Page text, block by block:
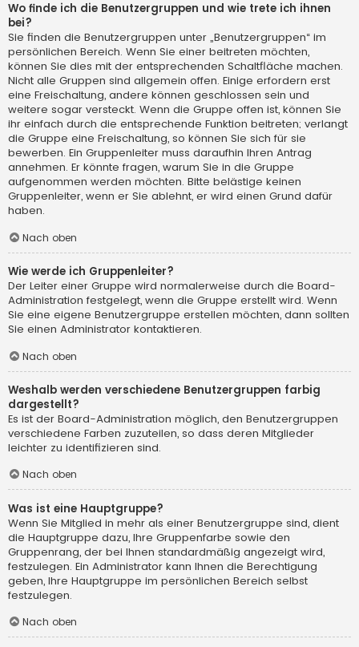
Wo finde ich die Benutzergruppen und wie trete ich ihnen
bei?
Sie finden die Benutzergruppen unter „Benutzergruppen“ im
persönlichen Bereich. Wenn Sie einer beitreten möchten,
können Sie dies mit der entsprechenden Schaltfläche machen.
Nicht alle Gruppen sind allgemein offen. Einige erfordern erst
eine Freischaltung, andere können geschlossen sein und
weitere sogar versteckt. Wenn die Gruppe offen ist, können Sie
ihr einfach durch die entsprechende Funktion beitreten; verlangt
die Gruppe eine Freischaltung, so können Sie sich für sie
bewerben. Ein Gruppenleiter muss daraufhin Ihren Antrag
annehmen. Er könnte fragen, warum Sie in die Gruppe
aufgenommen werden möchten. Bitte belästige keinen
Gruppenleiter, wenn er Sie ablehnt, er wird einen Grund dafür
haben.
Nach oben
Wie werde ich Gruppenleiter?
Der Leiter einer Gruppe wird normalerweise durch die Board-
Administration festgelegt, wenn die Gruppe erstellt wird. Wenn
Sie eine eigene Benutzergruppe erstellen möchten, dann sollten
Sie einen Administrator kontaktieren.
Nach oben
Weshalb werden verschiedene Benutzergruppen farbig
dargestellt?
Es ist der Board-Administration möglich, den Benutzergruppen
verschiedene Farben zuzuteilen, so dass deren Mitglieder
leichter zu identifizieren sind.
Nach oben
Was ist eine Hauptgruppe?
Wenn Sie Mitglied in mehr als einer Benutzergruppe sind, dient
die Hauptgruppe dazu, Ihre Gruppenfarbe sowie den
Gruppenrang, der bei Ihnen standardmäßig angezeigt wird,
festzulegen. Ein Administrator kann Ihnen die Berechtigung
geben, Ihre Hauptgruppe im persönlichen Bereich selbst
festzulegen.
Nach oben